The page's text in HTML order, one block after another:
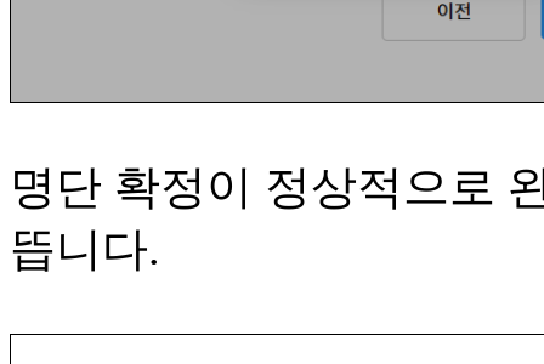
명단 확정이 정상적으로
뜹니다.